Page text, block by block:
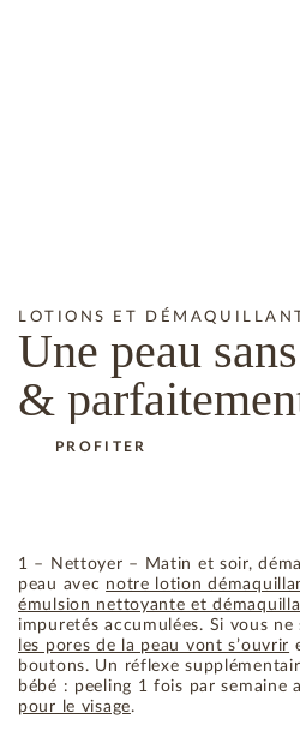
LOTIONS ET
Une peau sans
&
PROFITER
1 – Nettoyer – Matin et soir,
peau avec notre lotion
émulsion nettoyante et
impuretés accumulées. Si vous
les pores de la peau vont s’ouvrir
boutons. Un réflexe
bébé : peeling 1 fois par semaine
pour le visage.